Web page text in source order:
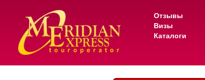
Отзывы
Визы
Каталоги